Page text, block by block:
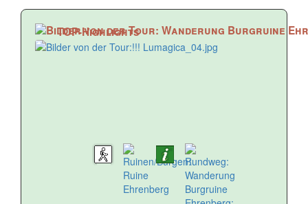
TOP-Highlights